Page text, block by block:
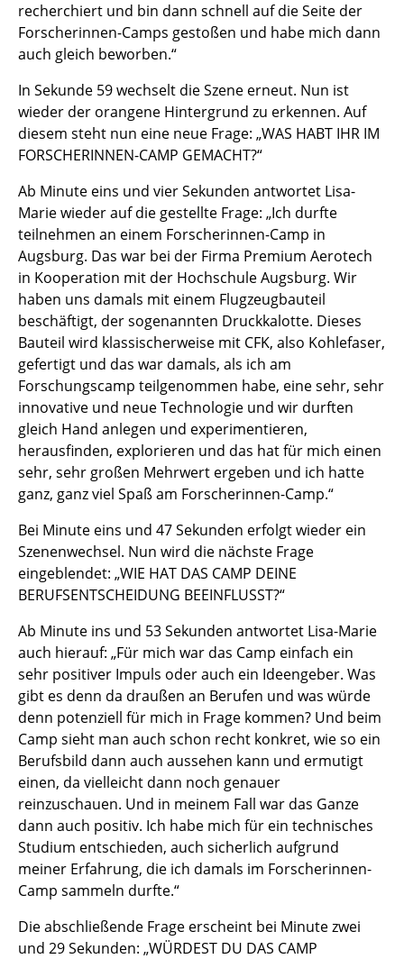
recherchiert und bin dann schnell auf die Seite der
Forscherinnen-Camps gestoßen und habe mich dann
auch gleich beworben.“
In Sekunde 59 wechselt die Szene erneut. Nun ist
wieder der orangene Hintergrund zu erkennen. Auf
diesem steht nun eine neue Frage: „WAS HABT IHR IM
FORSCHERINNEN-CAMP GEMACHT?“
Ab Minute eins und vier Sekunden antwortet Lisa-
Marie wieder auf die gestellte Frage: „Ich durfte
teilnehmen an einem Forscherinnen-Camp in
Augsburg. Das war bei der Firma Premium Aerotech
in Kooperation mit der Hochschule Augsburg. Wir
haben uns damals mit einem Flugzeugbauteil
beschäftigt, der sogenannten Druckkalotte. Dieses
Bauteil wird klassischerweise mit CFK, also Kohlefaser,
gefertigt und das war damals, als ich am
Forschungscamp teilgenommen habe, eine sehr, sehr
innovative und neue Technologie und wir durften
gleich Hand anlegen und experimentieren,
herausfinden, explorieren und das hat für mich einen
sehr, sehr großen Mehrwert ergeben und ich hatte
ganz, ganz viel Spaß am Forscherinnen-Camp.“
Bei Minute eins und 47 Sekunden erfolgt wieder ein
Szenenwechsel. Nun wird die nächste Frage
eingeblendet: „WIE HAT DAS CAMP DEINE
BERUFSENTSCHEIDUNG BEEINFLUSST?“
Ab Minute ins und 53 Sekunden antwortet Lisa-Marie
auch hierauf: „Für mich war das Camp einfach ein
sehr positiver Impuls oder auch ein Ideengeber. Was
gibt es denn da draußen an Berufen und was würde
denn potenziell für mich in Frage kommen? Und beim
Camp sieht man auch schon recht konkret, wie so ein
Berufsbild dann auch aussehen kann und ermutigt
einen, da vielleicht dann noch genauer
reinzuschauen. Und in meinem Fall war das Ganze
dann auch positiv. Ich habe mich für ein technisches
Studium entschieden, auch sicherlich aufgrund
meiner Erfahrung, die ich damals im Forscherinnen-
Camp sammeln durfte.“
Die abschließende Frage erscheint bei Minute zwei
und 29 Sekunden: „WÜRDEST DU DAS CAMP